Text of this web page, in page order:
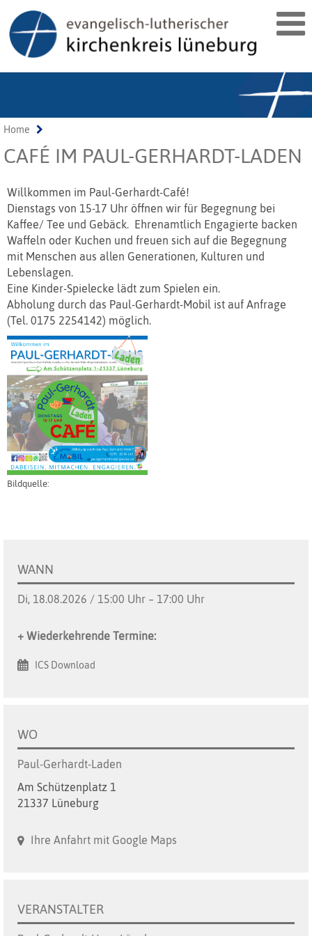
Home
CAFÉ IM PAUL-GERHARDT-LADEN
Willkommen im Paul-Gerhardt-Café!
Dienstags von 15-17 Uhr öffnen wir für Begegnung bei
Kaffee/ Tee und Gebäck. Ehrenamtlich Engagierte backen
Waffeln oder Kuchen und freuen sich auf die Begegnung
mit Menschen aus allen Generationen, Kulturen und
Lebenslagen.
Eine Kinder-Spielecke lädt zum Spielen ein.
Abholung durch das Paul-Gerhardt-Mobil ist auf Anfrage
(Tel. 0175 2254142) möglich.
Bildquelle:
WANN
Di, 18.08.2026 / 15:00 Uhr – 17:00 Uhr
+ Wiederkehrende Termine:
ICS Download
WO
Paul-Gerhardt-Laden
Am Schützenplatz 1
21337 Lüneburg
Ihre Anfahrt mit Google Maps
VERANSTALTER